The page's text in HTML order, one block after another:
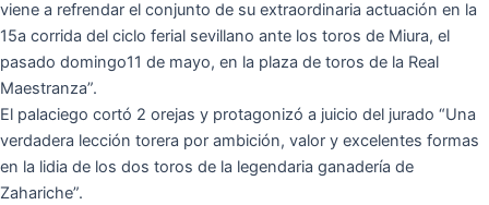
viene a refrendar el conjunto de su extraordinaria actuación en la
15a corrida del ciclo ferial sevillano ante los toros de Miura, el
pasado domingo11 de mayo, en la plaza de toros de la Real
Maestranza”.
El palaciego cortó 2 orejas y protagonizó a juicio del jurado “Una
verdadera lección torera por ambición, valor y excelentes formas
en la lidia de los dos toros de la legendaria ganadería de
Zahariche”.